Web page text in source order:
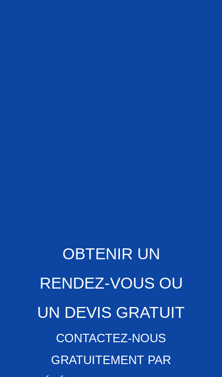
OBTENIR UN
RENDEZ-VOUS OU
UN DEVIS GRATUIT
CONTACTEZ-NOUS
GRATUITEMENT PAR